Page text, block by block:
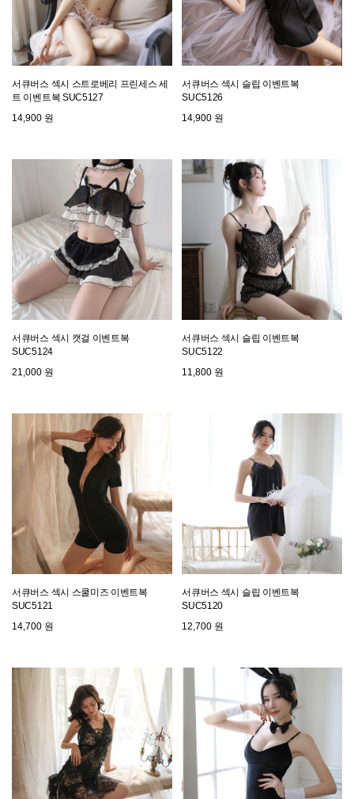
서큐버스 섹시 스트로베리 프린세스 세
트 이벤트복 SUC5127
14,900 원
서큐버스 섹시 슬립 이벤트복
SUC5126
14,900 원
서큐버스 섹시 캣걸 이벤트복
SUC5124
21,000 원
서큐버스 섹시 슬립 이벤트복
SUC5122
11,800 원
서큐버스 섹시 스쿨미즈 이벤트복
SUC5121
14,700 원
서큐버스 섹시 슬립 이벤트복
SUC5120
12,700 원